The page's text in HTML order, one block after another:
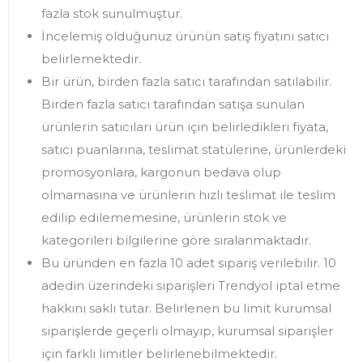
fazla stok sunulmuştur.
İncelemiş olduğunuz ürünün satış fiyatını satıcı
belirlemektedir.
Bir ürün, birden fazla satıcı tarafından satılabilir.
Birden fazla satıcı tarafından satışa sunulan
ürünlerin satıcıları ürün için belirledikleri fiyata,
satıcı puanlarına, teslimat statülerine, ürünlerdeki
promosyonlara, kargonun bedava olup
olmamasına ve ürünlerin hızlı teslimat ile teslim
edilip edilememesine, ürünlerin stok ve
kategorileri bilgilerine göre sıralanmaktadır.
Bu üründen en fazla 10 adet sipariş verilebilir. 10
adedin üzerindeki siparişleri Trendyol iptal etme
hakkını saklı tutar. Belirlenen bu limit kurumsal
siparişlerde geçerli olmayıp, kurumsal siparişler
için farklı limitler belirlenebilmektedir.